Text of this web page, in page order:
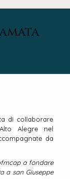
di collaborare
Alegre nel
da
a fondare
a san Giuseppe